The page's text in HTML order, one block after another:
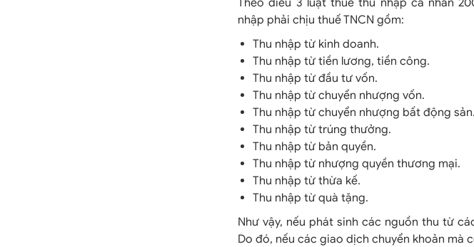
Theo điều 3 luật thuế thu nhập cá nhân
nhập phải chịu thuế TNCN gồm:
Thu nhập từ kinh doanh.
Thu nhập từ tiền lương, tiền công.
Thu nhập từ đầu tư vốn.
Thu nhập từ chuyển nhượng vốn.
Thu nhập từ chuyển nhượng bất động sản.
Thu nhập từ trúng thưởng.
Thu nhập từ bản quyền.
Thu nhập từ nhượng quyền thương mại.
Thu nhập từ thừa kế.
Thu nhập từ quà tặng.
Như vậy, nếu phát sinh các nguồn thu từ
Do đó, nếu các giao dịch chuyển khoản mà